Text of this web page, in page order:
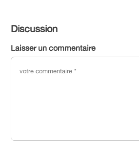
Discussion
Laisser un commentaire